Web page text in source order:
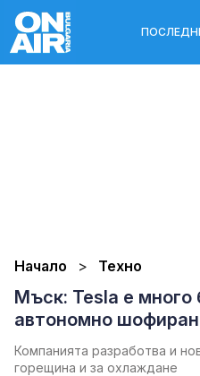
Начало Техно
Мъск: Tesla е много
автономно
Компанията разработва и
горещина и за охлаждане